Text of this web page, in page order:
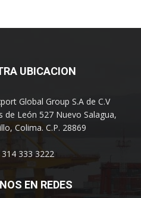
UBICACION
Global Group S.A de C.V
de León 527 Nuevo Salagua,
Colima. C.P. 28869
333 3222
EN REDES